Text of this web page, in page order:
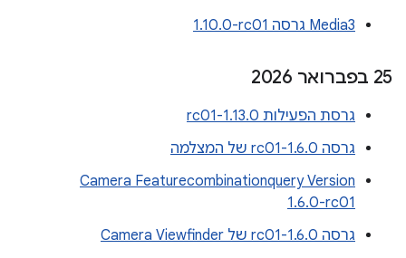
Media3 גרסה ‎1.10.0-rc01
‫25 בפברואר 2026
גרסת הפעילות 1.13.0-rc01
גרסה 1.6.0-rc01 של המצלמה
Camera Featurecombinationquery Version
1.6.0-rc01
גרסה 1.6.0-rc01 של Camera Viewfinder